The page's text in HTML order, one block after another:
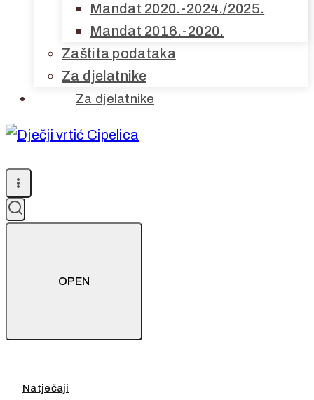
Mandat 2020.-2024./2025.
Mandat 2016.-2020.
Zaštita podataka
Za djelatnike
Za djelatnike
OPEN
Natječaji